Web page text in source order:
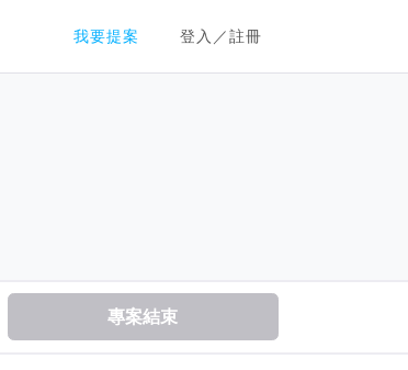
我要提案 登入／註冊
專案結束